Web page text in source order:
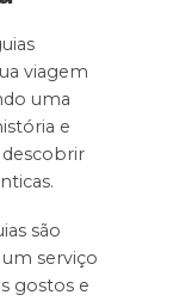
viagem
uma
e
descobrir
são
serviço
gostos e